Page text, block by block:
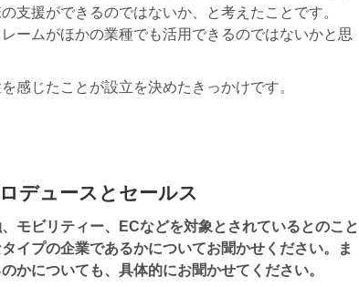
支援ができるのではないか、と考えたことです。
ームがほかの業種でも活用できるのではないかと思
感じたことが設立を決めたきっかけです。
デュースとセールス
モビリティー、ECなどを対象とされているとのこと
イプの企業であるかについてお聞かせください。ま
かについても、具体的にお聞かせてください。